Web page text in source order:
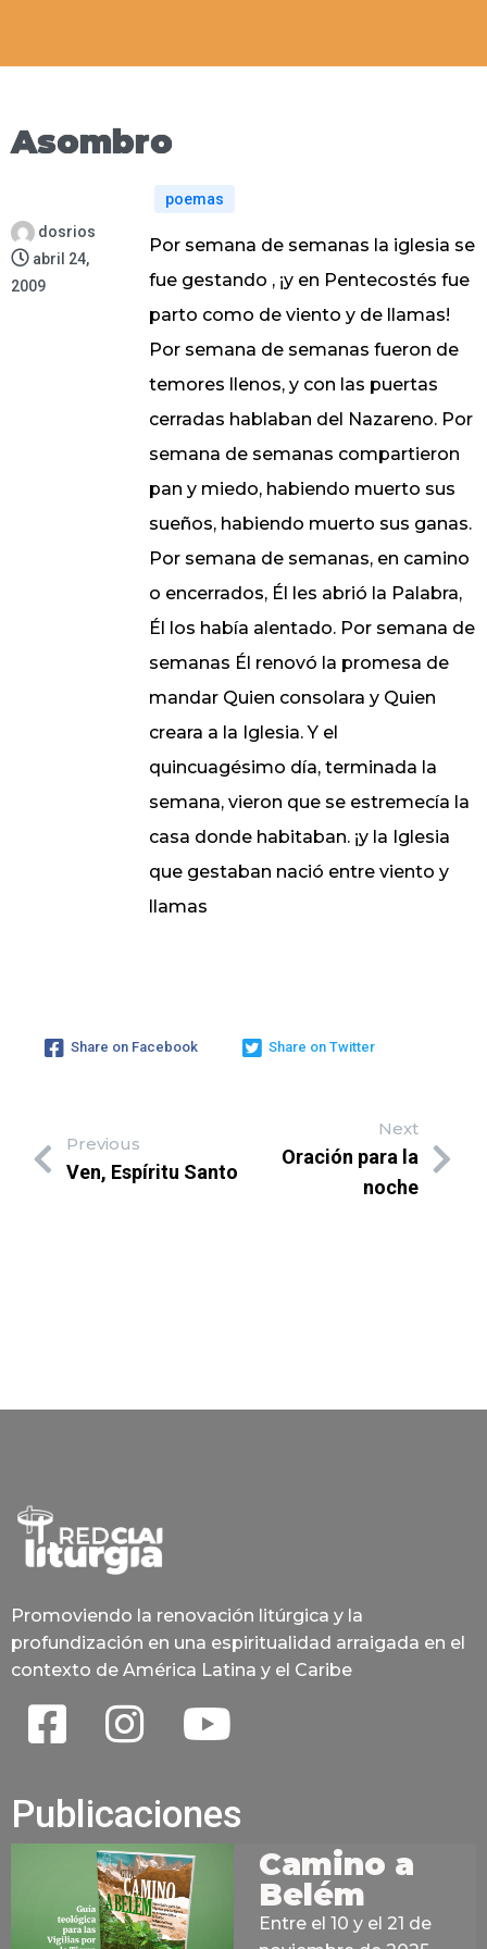
Asombro
dosrios
abril 24,
2009
poemas
Por semana de semanas la iglesia se
fue gestando , ¡y en Pentecostés fue
parto como de viento y de llamas!
Por semana de semanas fueron de
temores llenos, y con las puertas
cerradas hablaban del Nazareno. Por
semana de semanas compartieron
pan y miedo, habiendo muerto sus
sueños, habiendo muerto sus ganas.
Por semana de semanas, en camino
o encerrados, Él les abrió la Palabra,
Él los había alentado. Por semana de
semanas Él renovó la promesa de
mandar Quien consolara y Quien
creara a la Iglesia. Y el
quincuagésimo día, terminada la
semana, vieron que se estremecía la
casa donde habitaban. ¡y la Iglesia
que gestaban nació entre viento y
llamas
Share on Facebook Share on Twitter
Previous
Ven, Espíritu Santo
Next
Oración para la
noche
Promoviendo la renovación litúrgica y la
profundización en una espiritualidad arraigada en el
contexto de América Latina y el Caribe
Publicaciones
Camino a
Belém
Entre el 10 y el 21 de